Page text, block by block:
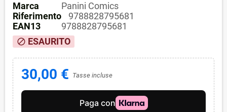
Marca
Panini Comics
Riferimento
9788828795681
EAN13
9788828795681
block ESAURITO
30,00 € Tasse incluse